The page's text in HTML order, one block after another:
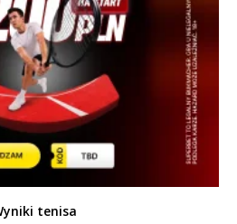
tenisa